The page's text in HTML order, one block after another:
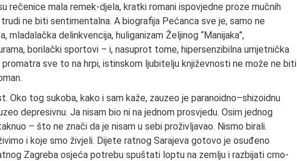
rečenice mala remek-djela, kratki romani ispovjedne proze mučnih
ne biti sentimentalna. A biografija Pećanca sve je, samo ne
delinkvencija, huliganizam Željinog “Manijaka”,
borilački sportovi – i, nasuprot tome, hipersenzibilna umjetnička
sve to na hrpi, istinskom ljubitelju književnosti ne može ne biti
Oko tog sukoba, kako i sam kaže, zauzeo je paranoidno–shizoidnu
depresivnu. Ja nisam bio ni na jednom prosvjedu. Osim jednog
– što ne znači da je nisam u sebi proživljavao. Nismo birali.
i koje smo živjeli. Dijete ratnog Sarajeva gotovo je osuđeno
Zagreba osjeća potrebu spuštati loptu na zemlju i razbijati crno-